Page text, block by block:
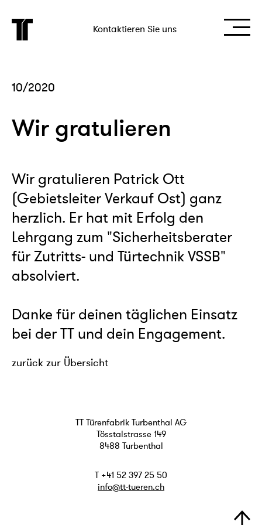
Kontaktieren Sie uns
10/2020
Wir gratulieren
Wir gratulieren Patrick Ott
(Gebietsleiter Verkauf Ost) ganz
herzlich. Er hat mit Erfolg den
Lehrgang zum "Sicherheitsberater
für Zutritts- und Türtechnik VSSB"
absolviert.
Danke für deinen täglichen Einsatz
bei der TT und dein Engagement.
zurück zur Übersicht
TT Türenfabrik Turbenthal AG
Tösstalstrasse 149
8488 Turbenthal
T +41 52 397 25 50
info@tt-tueren.ch